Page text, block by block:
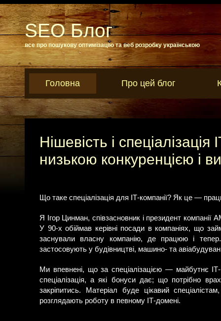
SEO Блог
все про пошукову оптимізацію та веб розробку українською
Головна Про цей блог
Нішевість і
низькою конкуренцією і
Що таке спеціалізація для ІТ-компанії? Як це —
Я Ігор Цинман, співзасновник і президент
У 90-х обіймав керівні посади в компаніях, що
заснували власну компанію, де працюю і
застосовують у будівництві, машино- та
Ми впевнені, що за спеціалізацією — майбутнє ІТ-
спеціалізація, а які бонуси дає; що потрібно
закріпитись. Матеріал буде цікавий
розглядають роботу в певному ІТ-домені.